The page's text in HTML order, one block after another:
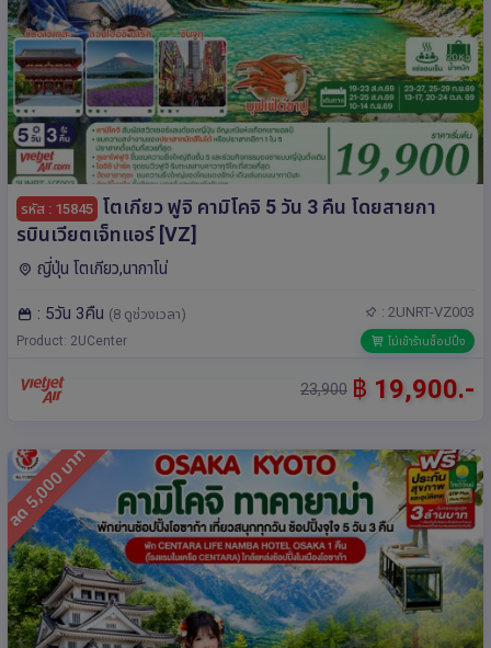
รหัส : 15845 โตเกียว ฟูจิ คามิโคจิ 5 วัน 3 คืน โดยสายกา
รบินเวียตเจ็ทแอร์ [VZ]
ญี่ปุ่น โตเกียว,นากาโน่
: 5วัน 3คืน (8 ดูช่วงเวลา) : 2UNRT-VZ003
Product: 2UCenter ไม่เข้าร้านช็อปปิ้ง
23,900 ฿ 19,900.-
ลด 5,000 บาท